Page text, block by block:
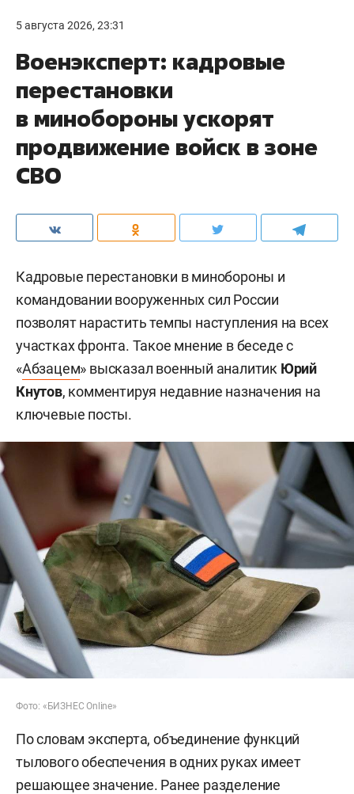
5 августа 2026, 23:31
Военэксперт: кадровые
перестановки
в минобороны ускорят
продвижение войск в зоне
СВО
Кадровые перестановки в минобороны и
командовании вооруженных сил России
позволят нарастить темпы наступления на всех
участках фронта. Такое мнение в беседе с
«Абзацем» высказал военный аналитик Юрий
Кнутов, комментируя недавние назначения на
ключевые посты.
Фото: «БИЗНЕС Online»
По словам эксперта, объединение функций
тылового обеспечения в одних руках имеет
решающее значение. Ранее разделение